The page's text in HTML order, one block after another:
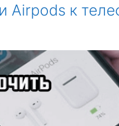
Airpods к